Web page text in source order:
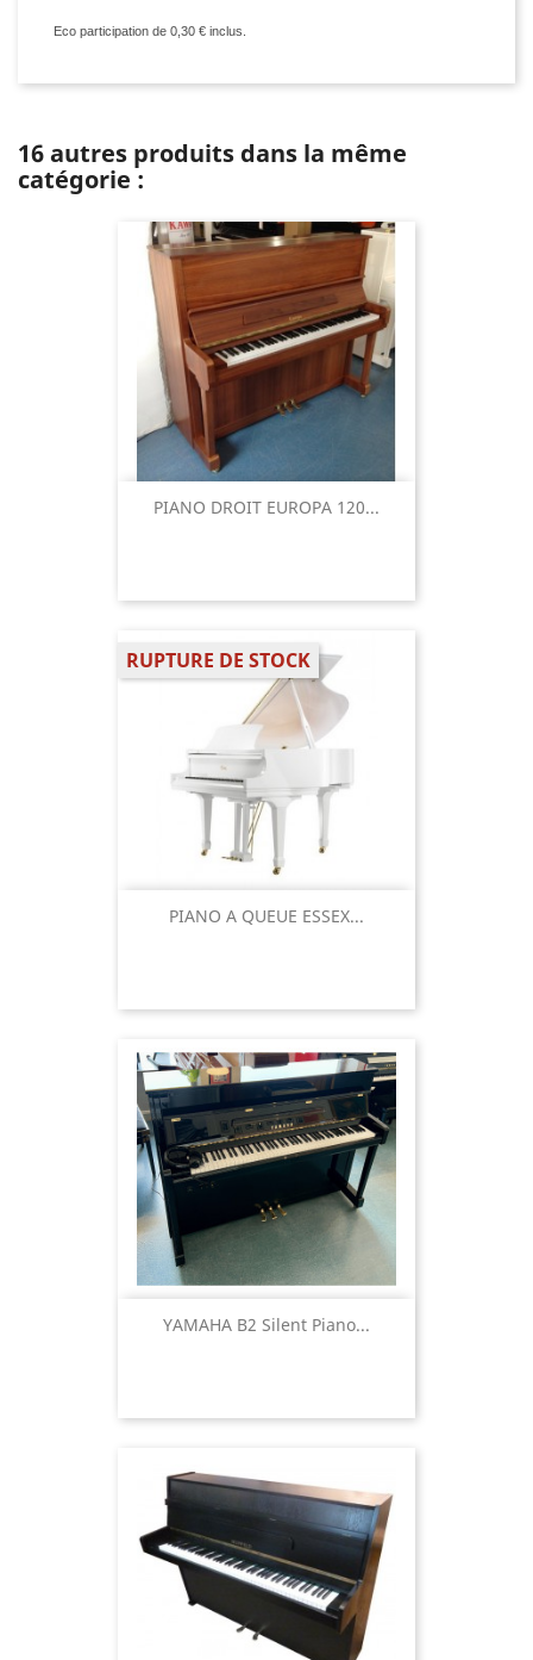
Eco participation de 0,30 € inclus.
16 autres produits dans la même
catégorie :
PIANO DROIT EUROPA 120...
PIANO A QUEUE ESSEX...
RUPTURE DE STOCK
YAMAHA B2 Silent Piano...